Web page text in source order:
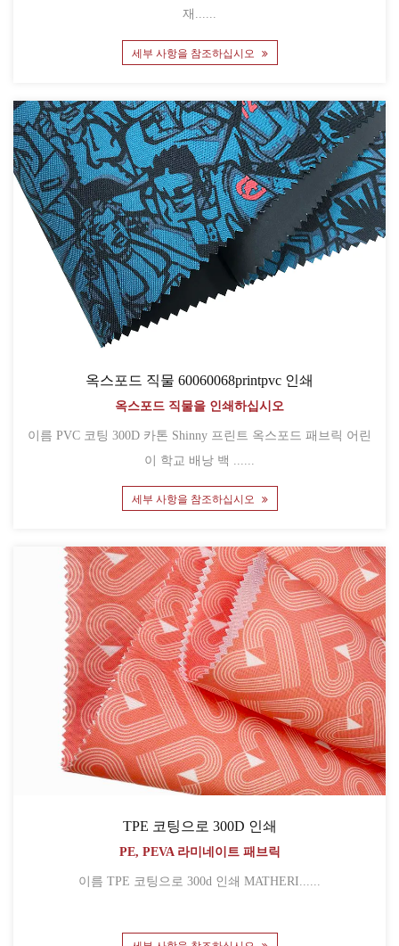
재......
세부 사항을 참조하십시오
옥스포드 직물 60060068printpvc 인쇄
옥스포드 직물을 인쇄하십시오
이름 PVC 코팅 300D 카톤 Shinny 프린트 옥스포드 패브릭 어린
세부 사항을 참조하십시오
TPE 코팅으로 300D 인쇄
PE, PEVA 라미네이트 패브릭
이름 TPE 코팅으로 300d 인쇄 MATHERI......